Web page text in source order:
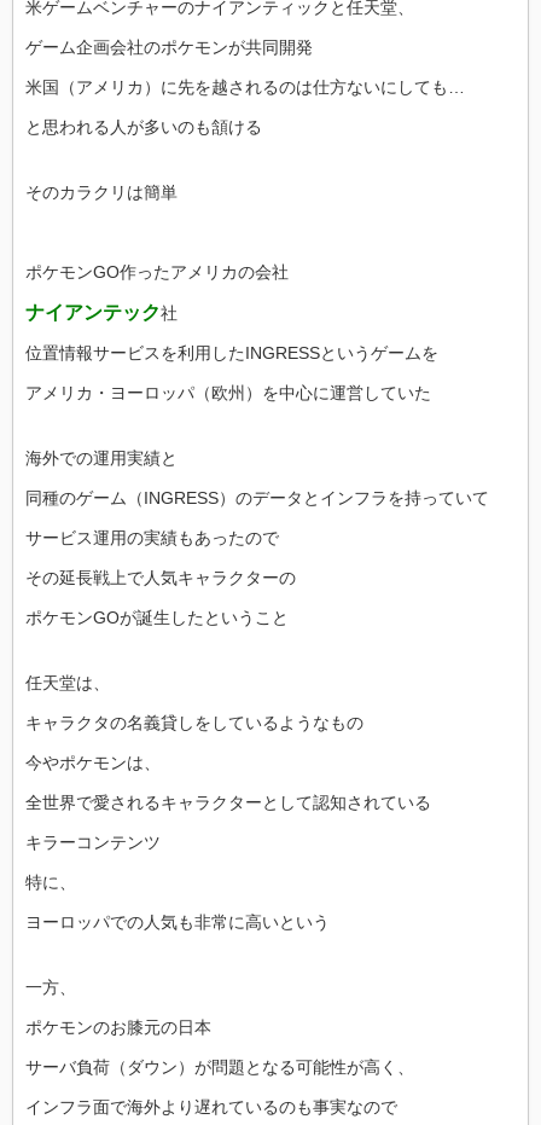
米ゲームベンチャーのナイアンティックと任天堂、
ゲーム企画会社のポケモンが共同開発
米国（アメリカ）に先を越されるのは仕方ないにしても…
と思われる人が多いのも頷ける
そのカラクリは簡単
ポケモンGO作ったアメリカの会社
ナイアンテック社
位置情報サービスを利用したINGRESSというゲームを
アメリカ・ヨーロッパ（欧州）を中心に運営していた
海外での運用実績と
同種のゲーム（INGRESS）のデータとインフラを持っていて
サービス運用の実績もあったので
その延長戦上で人気キャラクターの
ポケモンGOが誕生したということ
任天堂は、
キャラクタの名義貸しをしているようなもの
今やポケモンは、
全世界で愛されるキャラクターとして認知されている
キラーコンテンツ
特に、
ヨーロッパでの人気も非常に高いという
一方、
ポケモンのお膝元の日本
サーバ負荷（ダウン）が問題となる可能性が高く、
インフラ面で海外より遅れているのも事実なので